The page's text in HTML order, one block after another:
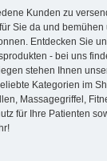
Kunden zu
Sie da und
Entdecken Sie
- bei uns
stehen Ihnen
Kategorien im
Massagegriffel,
für Ihre Patienten